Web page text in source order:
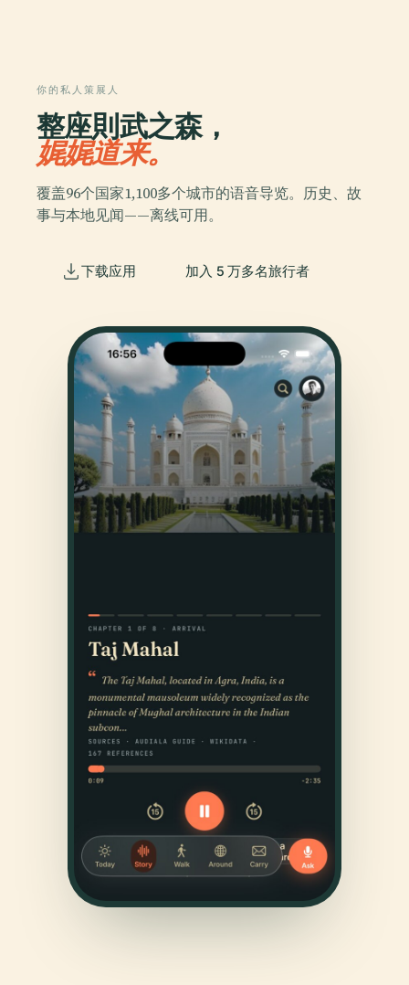
你的私人策展人
整座則武之森，
娓娓道来。
覆盖96个国家1,100多个城市的语音导览。历史、故
事与本地见闻——离线可用。
下载应用 加入 5 万多名旅行者